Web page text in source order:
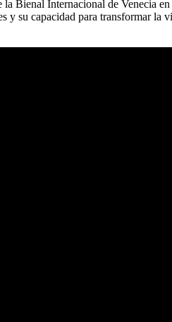
Bienal Internacional de Venecia
y su capacidad para transformar la